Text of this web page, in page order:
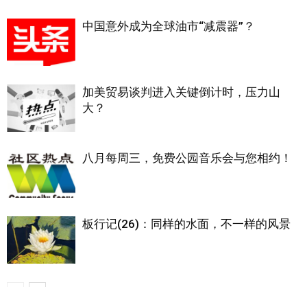
中国意外成为全球油市“减震器”？
加美贸易谈判进入关键倒计时，压力山
大？
八月每周三，免费公园音乐会与您相约！
板行记(26)：同样的水面，不一样的风景